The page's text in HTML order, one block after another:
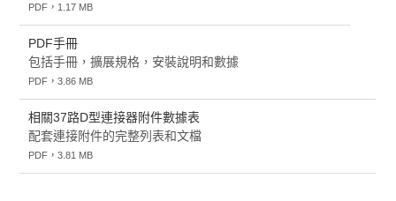
PDF，1.17 MB
PDF手冊
包括手冊，擴展規格，安裝說明和數據
PDF，3.86 MB
相關37路D型連接器附件數據表
配套連接附件的完整列表和文檔
PDF，3.81 MB